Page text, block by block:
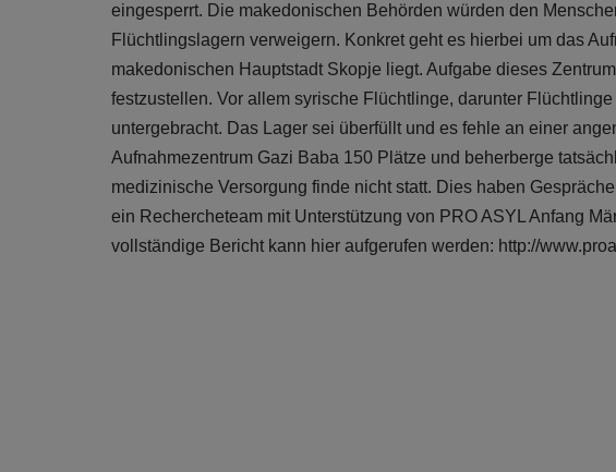
eingesperrt. Die makedonischen Behörden würden den
Flüchtlingslagern verweigern. Konkret geht es hierbei um das
makedonischen Hauptstadt Skopje liegt. Aufgabe dieses
festzustellen. Vor allem syrische Flüchtlinge, darunter
untergebracht. Das Lager sei überfüllt und es fehle an einer
Aufnahmezentrum Gazi Baba 150 Plätze und beherberge
medizinische Versorgung finde nicht statt. Dies haben
ein Rechercheteam mit Unterstützung von PRO ASYL Anfang
vollständige Bericht kann hier aufgerufen werden: http://